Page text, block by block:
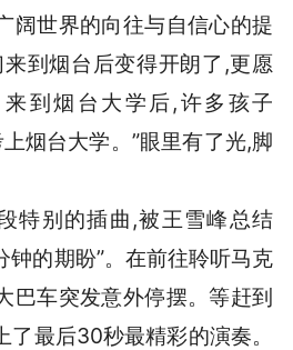
阔世界的向往与自信心的提
到烟台后变得开朗了,更愿
到烟台大学后,许多孩子
烟台大学。”眼里有了光,脚
别的插曲,被王雪峰总结
钟的期盼”。在前往聆听马克
巴车突发意外停摆。等赶到
最后30秒最精彩的演奏。